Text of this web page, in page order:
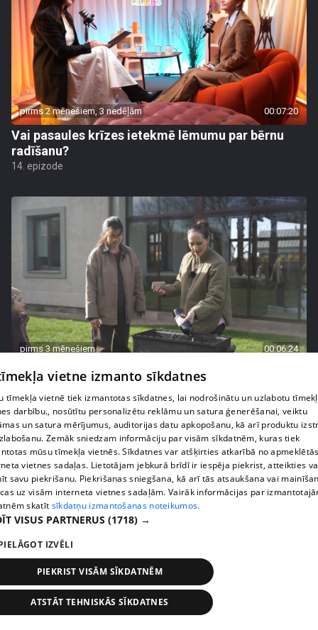
pirms 2 mēnešiem, 3 nedēļām 00:07:20
Vai pasaules krīzes ietekmē lēmumu par bērnu
radīšanu?
14. epizode
pirms 3 mēnešiem 00:06:24
Grila sezonā lieliski iespējams ievērot veselīga
uztura principus
13. epizode
pirms 3 mēnešiem
Veselības sākas ar mikrobiomu, ar ko to barot, lai
vietne izmanto sīkdatnes
tīmekļa vietnē tiek izmantotas sīkdatnes, lai nodrošinātu un uzlabotu
darbību., nosūtītu personalizētu reklāmu un satura ģenerēšanai, veiktu
un satura mērījumus, auditorijas datu apkopošanu, kā arī produktu
Zemāk sniedzam informāciju par visām sīkdatnēm, kuras tiek
mūsu tīmekļa vietnēs. Sīkdatnes var atšķirties atkarībā no
vietnes sadaļas. Lietotājam jebkurā brīdī ir iespēja piekrist, atteikties
savu piekrišanu. Piekrišanas sniegšana, kā arī tās atsaukšana vai
uz visām interneta vietnes sadaļām. Vairāk informācijas par
skatīt sīkdatņu izmantošanas noteikumos.
VISUS PARTNERUS (1718) →
IZVĒLI
PIEKRIST VISĀM SĪKDATNĒM
ATSTĀT TEHNISKĀS SĪKDATNES